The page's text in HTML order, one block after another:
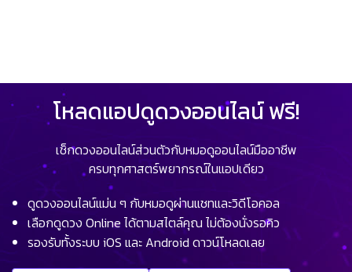
โหลดแอปดูดวงออนไลน์ ฟรี!
เช็กดวงออนไลน์ส่วนตัวกับหมอดูออนไลน์มืออาชีพ
ครบทุกศาสตร์พยากรณ์ในแอปเดียว
ดูดวงออนไลน์แม่น ๆ กับหมอดูผ่านแชทและวิดีโอคอล
เลือกดูดวง Online ได้ตามสไตล์คุณ ไม่ต้องนั่งรอคิว
รองรับทั้งระบบ iOS และ Android ดาวน์โหลดเลย